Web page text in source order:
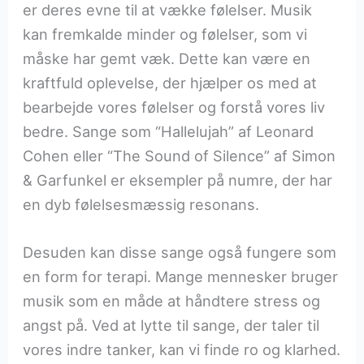
er deres evne til at vække følelser. Musik
kan fremkalde minder og følelser, som vi
måske har gemt væk. Dette kan være en
kraftfuld oplevelse, der hjælper os med at
bearbejde vores følelser og forstå vores liv
bedre. Sange som “Hallelujah” af Leonard
Cohen eller “The Sound of Silence” af Simon
& Garfunkel er eksempler på numre, der har
en dyb følelsesmæssig resonans.
Desuden kan disse sange også fungere som
en form for terapi. Mange mennesker bruger
musik som en måde at håndtere stress og
angst på. Ved at lytte til sange, der taler til
vores indre tanker, kan vi finde ro og klarhed.